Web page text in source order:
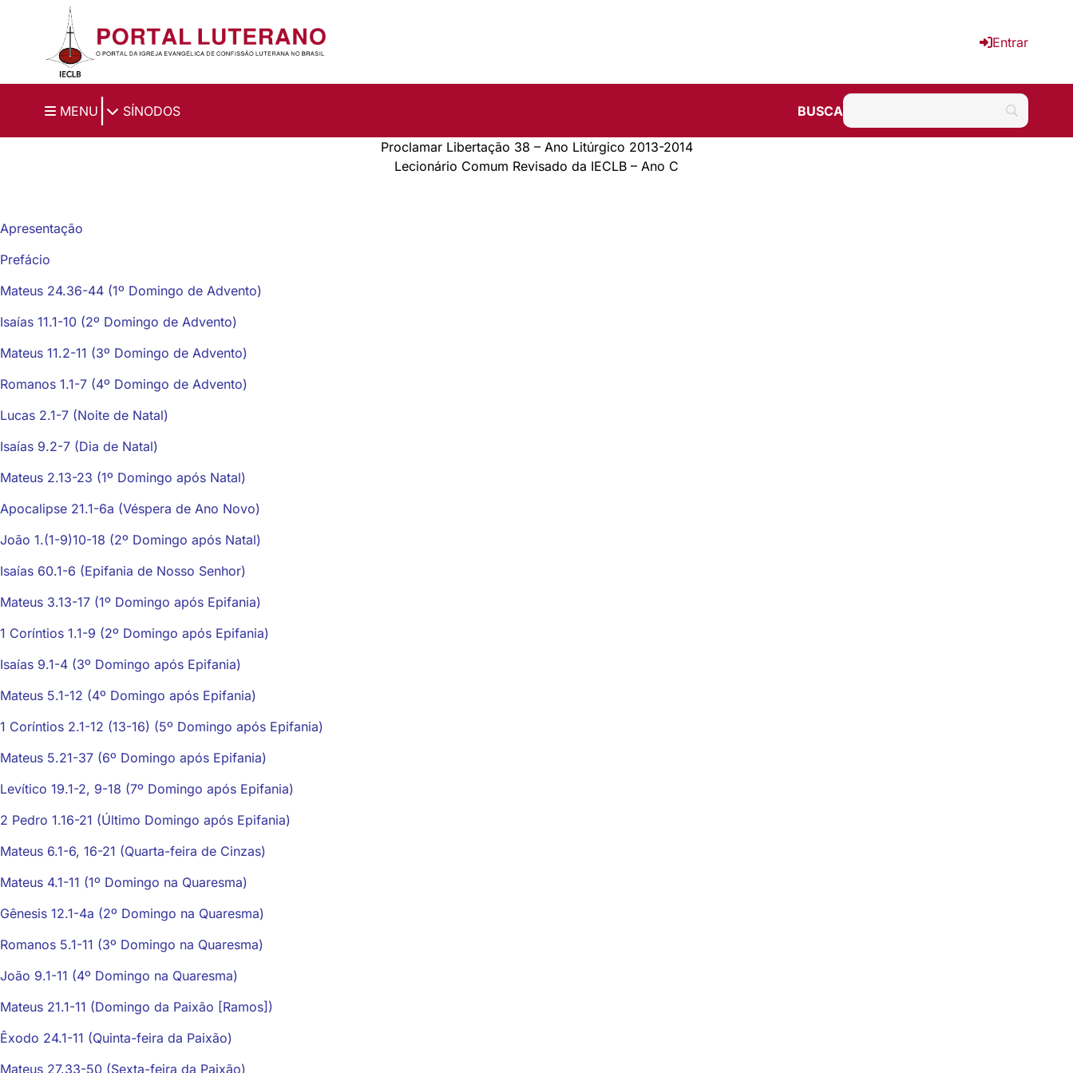
Ir para o conteúdo principal
Entrar
MENU SÍNODOS BUSCA
Proclamar Libertação 38 – Ano Litúrgico 2013-2014
Lecionário Comum Revisado da IECLB – Ano C
Apresentação
Prefácio
Mateus 24.36-44 (1º Domingo de Advento)
Isaías 11.1-10 (2º Domingo de Advento)
Mateus 11.2-11 (3º Domingo de Advento)
Romanos 1.1-7 (4º Domingo de Advento)
Lucas 2.1-7 (Noite de Natal)
Isaías 9.2-7 (Dia de Natal)
Mateus 2.13-23 (1º Domingo após Natal)
Apocalipse 21.1-6a (Véspera de Ano Novo)
João 1.(1-9)10-18 (2º Domingo após Natal)
Isaías 60.1-6 (Epifania de Nosso Senhor)
Mateus 3.13-17 (1º Domingo após Epifania)
1 Coríntios 1.1-9 (2º Domingo após Epifania)
Isaías 9.1-4 (3º Domingo após Epifania)
Mateus 5.1-12 (4º Domingo após Epifania)
1 Coríntios 2.1-12 (13-16) (5º Domingo após Epifania)
Mateus 5.21-37 (6º Domingo após Epifania)
Levítico 19.1-2, 9-18 (7º Domingo após Epifania)
2 Pedro 1.16-21 (Último Domingo após Epifania)
Mateus 6.1-6, 16-21 (Quarta-feira de Cinzas)
Mateus 4.1-11 (1º Domingo na Quaresma)
Gênesis 12.1-4a (2º Domingo na Quaresma)
Romanos 5.1-11 (3º Domingo na Quaresma)
João 9.1-11 (4º Domingo na Quaresma)
Mateus 21.1-11 (Domingo da Paixão [Ramos])
Êxodo 24.1-11 (Quinta-feira da Paixão)
Mateus 27.33-50 (Sexta-feira da Paixão)